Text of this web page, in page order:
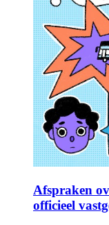
Afspraken
officieel